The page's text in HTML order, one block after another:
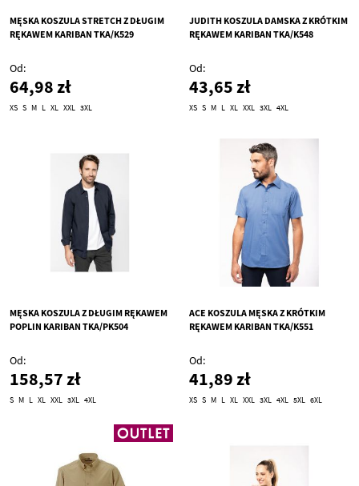
MĘSKA KOSZULA STRETCH Z DŁUGIM
RĘKAWEM KARIBAN TKA/K529
Od
64,98 zł
XS S M L XL XXL 3XL
JUDITH KOSZULA DAMSKA Z KRÓTKIM
RĘKAWEM KARIBAN TKA/K548
Od
43,65 zł
XS S M L XL XXL 3XL 4XL
MĘSKA KOSZULA Z DŁUGIM RĘKAWEM
POPLIN KARIBAN TKA/PK504
Od
158,57 zł
S M L XL XXL 3XL 4XL
ACE KOSZULA MĘSKA Z KRÓTKIM
RĘKAWEM KARIBAN TKA/K551
Od
41,89 zł
XS S M L XL XXL 3XL 4XL 5XL 6XL